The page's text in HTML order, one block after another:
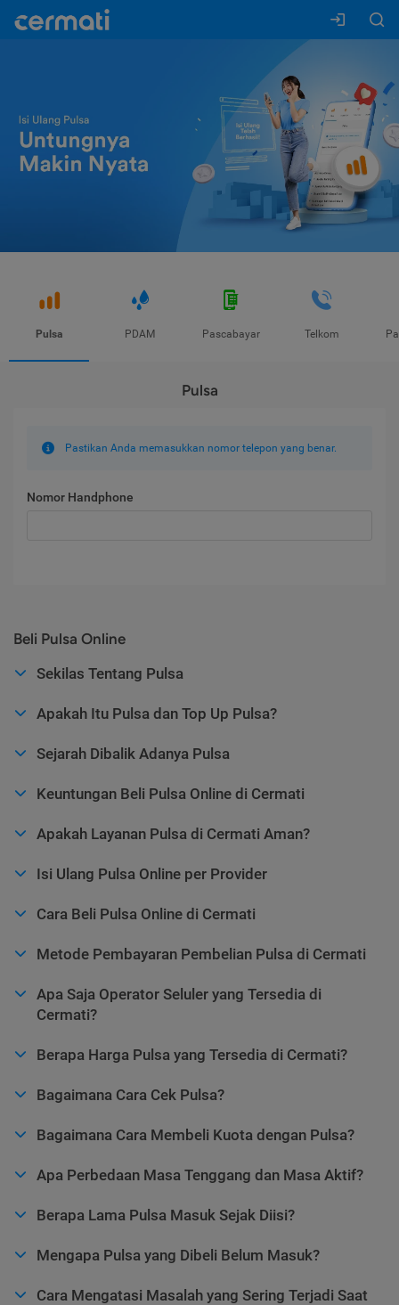
Pulsa PDAM Pascabayar Telkom
Pulsa
Pastikan Anda memasukkan nomor telepon yang benar.
Nomor Handphone
Beli Pulsa Online
Sekilas Tentang Pulsa
Apakah Itu Pulsa dan Top Up Pulsa?
Sejarah Dibalik Adanya Pulsa
Keuntungan Beli Pulsa Online di Cermati
Apakah Layanan Pulsa di Cermati Aman?
Isi Ulang Pulsa Online per Provider
Cara Beli Pulsa Online di Cermati
Metode Pembayaran Pembelian Pulsa di Cermati
Apa Saja Operator Seluler yang Tersedia di
Cermati?
Berapa Harga Pulsa yang Tersedia di Cermati?
Bagaimana Cara Cek Pulsa?
Bagaimana Cara Membeli Kuota dengan Pulsa?
Apa Perbedaan Masa Tenggang dan Masa Aktif?
Berapa Lama Pulsa Masuk Sejak Diisi?
Mengapa Pulsa yang Dibeli Belum Masuk?
Cara Mengatasi Masalah yang Sering Terjadi Saat